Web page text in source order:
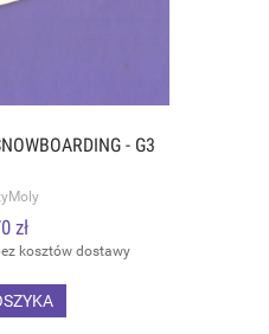
- G3
zł
kosztów dostawy